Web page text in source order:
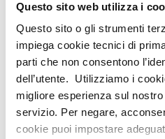
Questo sito web utilizza i
Questo sito o gli strumenti
impiega cookie tecnici di
parti che non consentono
dell’utente. Utilizziamo i
migliore esperienza sul
servizio. Per negare,
cookie puoi impostare
PIANETA
4 MESI FA